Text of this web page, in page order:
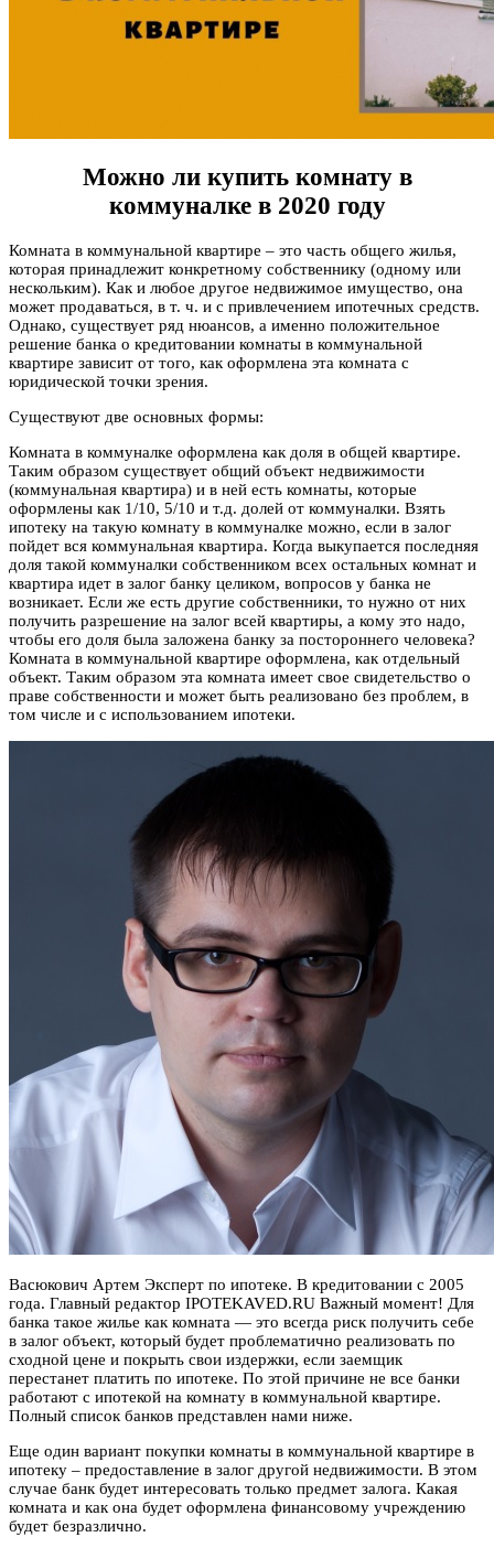
Можно ли купить комнату в
коммуналке в 2020 году
Комната в коммунальной квартире – это часть общего жилья,
которая принадлежит конкретному собственнику (одному или
нескольким). Как и любое другое недвижимое имущество, она
может продаваться, в т. ч. и с привлечением ипотечных средств.
Однако, существует ряд нюансов, а именно положительное
решение банка о кредитовании комнаты в коммунальной
квартире зависит от того, как оформлена эта комната с
юридической точки зрения.
Существуют две основных формы:
Комната в коммуналке оформлена как доля в общей квартире.
Таким образом существует общий объект недвижимости
(коммунальная квартира) и в ней есть комнаты, которые
оформлены как 1/10, 5/10 и т.д. долей от коммуналки. Взять
ипотеку на такую комнату в коммуналке можно, если в залог
пойдет вся коммунальная квартира. Когда выкупается последняя
доля такой коммуналки собственником всех остальных комнат и
квартира идет в залог банку целиком, вопросов у банка не
возникает. Если же есть другие собственники, то нужно от них
получить разрешение на залог всей квартиры, а кому это надо,
чтобы его доля была заложена банку за постороннего человека?
Комната в коммунальной квартире оформлена, как отдельный
объект. Таким образом эта комната имеет свое свидетельство о
праве собственности и может быть реализовано без проблем, в
том числе и с использованием ипотеки.
Васюкович Артем Эксперт по ипотеке. В кредитовании с 2005
года. Главный редактор IPOTEKAVED.RU Важный момент! Для
банка такое жилье как комната — это всегда риск получить себе
в залог объект, который будет проблематично реализовать по
сходной цене и покрыть свои издержки, если заемщик
перестанет платить по ипотеке. По этой причине не все банки
работают с ипотекой на комнату в коммунальной квартире.
Полный список банков представлен нами ниже.
Еще один вариант покупки комнаты в коммунальной квартире в
ипотеку – предоставление в залог другой недвижимости. В этом
случае банк будет интересовать только предмет залога. Какая
комната и как она будет оформлена финансовому учреждению
будет безразлично.